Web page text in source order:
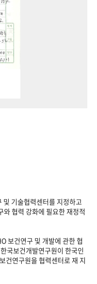
기술협력센터를 지정하고
협력 강화에 필요한 재정적
보건연구 및 개발에 관한 협
국보건개발연구원이 한국인
건연구원을 협력센터로 재 지